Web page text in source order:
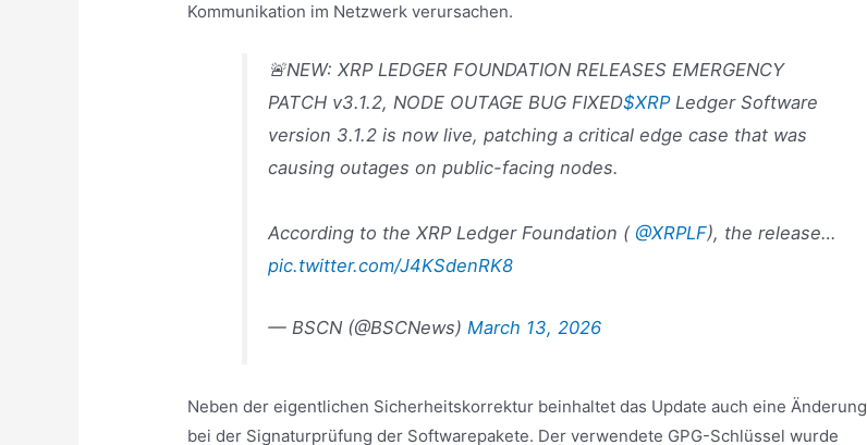
Kommunikation im Netzwerk verursachen.
🚨NEW: XRP LEDGER FOUNDATION RELEASES EMERGENCY
PATCH v3.1.2, NODE OUTAGE BUG FIXED$XRPLedger Software
version 3.1.2 is now live, patching a critical edge case that was
causing outages on public-facing nodes.
According to the XRP Ledger Foundation (@XRPLF), the release…
pic.twitter.com/J4KSdenRK8
— BSCN (@BSCNews) March 13, 2026
Neben der eigentlichen Sicherheitskorrektur beinhaltet das Update auch eine Änderung
bei der Signaturprüfung der Softwarepakete. Der verwendete GPG-Schlüssel wurde